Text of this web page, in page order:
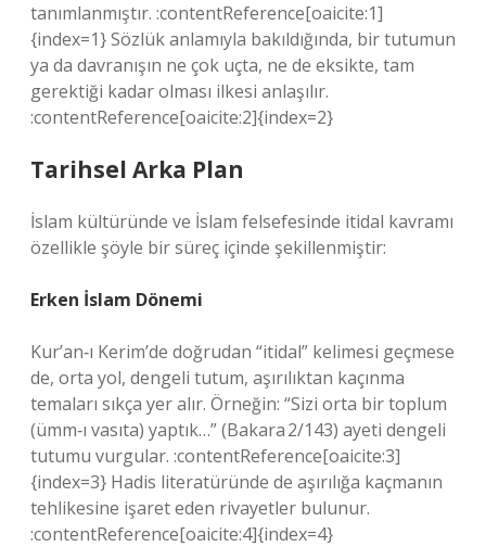
tanımlanmıştır. :contentReference[oaicite:1]
{index=1} Sözlük anlamıyla bakıldığında, bir tutumun
ya da davranışın ne çok uçta, ne de eksikte, tam
gerektiği kadar olması ilkesi anlaşılır.
:contentReference[oaicite:2]{index=2}
Tarihsel Arka Plan
İslam kültüründe ve İslam felsefesinde itidal kavramı
özellikle şöyle bir süreç içinde şekillenmiştir:
Erken İslam Dönemi
Kur’an‐ı Kerim’de doğrudan “itidal” kelimesi geçmese
de, orta yol, dengeli tutum, aşırılıktan kaçınma
temaları sıkça yer alır. Örneğin: “Sizi orta bir toplum
(ümm‐ı vasıta) yaptık…” (Bakara 2/143) ayeti dengeli
tutumu vurgular. :contentReference[oaicite:3]
{index=3} Hadis literatüründe de aşırılığa kaçmanın
tehlikesine işaret eden rivayetler bulunur.
:contentReference[oaicite:4]{index=4}